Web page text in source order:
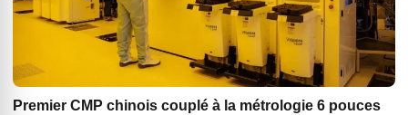
Premier CMP chinois couplé à la métrologie 6 pouces